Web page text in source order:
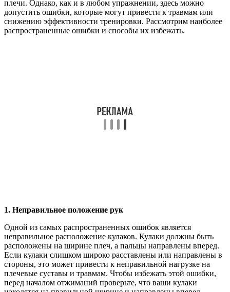
плечи. Однако, как и в любом упражнении, здесь можно
допустить ошибки, которые могут привести к травмам или
снижению эффективности тренировки. Рассмотрим наиболее
распространенные ошибки и способы их избежать.
1. Неправильное положение рук
Одной из самых распространенных ошибок является
неправильное расположение кулаков. Кулаки должны быть
расположены на ширине плеч, а пальцы направлены вперед.
Если кулаки слишком широко расставлены или направлены в
стороны, это может привести к неправильной нагрузке на
плечевые суставы и травмам. Чтобы избежать этой ошибки,
перед началом отжиманий проверьте, что ваши кулаки